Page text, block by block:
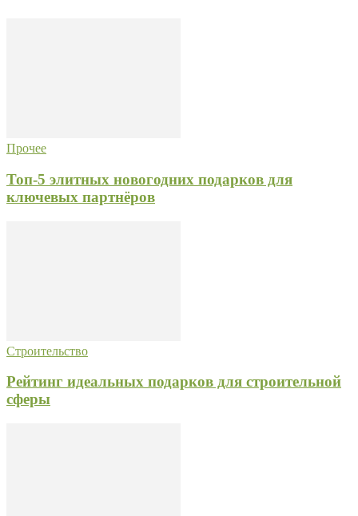
Прочее
Топ-5 элитных новогодних подарков для
ключевых партнёров
Строительство
Рейтинг идеальных подарков для строительной
сферы